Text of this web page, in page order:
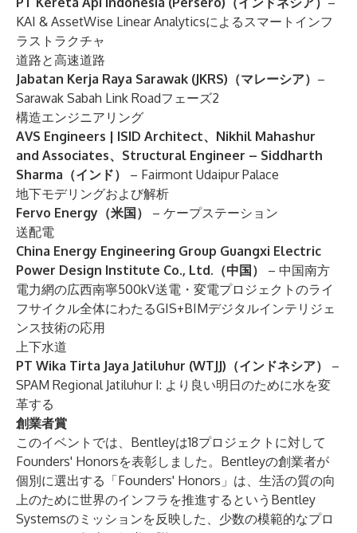
KAI & AssetWise Linear Analyticsによるスマートインフ
ラストラクチャ
道路と高速道路
Jabatan Kerja Raya Sarawak (JKRS)（マレーシア） –
Sarawak Sabah Link Roadフェーズ2
構造エンジニアリング
AVS Engineers | ISID Architect、Nikhil Mahashur
and Associates、Structural Engineer – Siddharth
Sharma（インド）
– Fairmont Udaipur Palace
地下モデリングおよび解析
Fervo Energy（米国）
– ケープステーション
送配電
China Energy Engineering Group Guangxi Electric
Power Design Institute Co., Ltd.（中国）
– 中国南方
電力網の広西南寧500kV送電・変電プロジェクトのライ
フサイクル全体にわたるGIS+BIMデジタルインテリジェ
ンス技術の応用
上下水道
PT Wika Tirta Jaya Jatiluhur (WTJJ)（インドネシア）
–
SPAM Regional Jatiluhur I: より良い明日のために水を変
革する
創業者賞
このイベントでは、Bentleyは18プロジェクトに対して
Founders' Honorsを表彰しました。Bentleyの創業者が
個別に選出する「Founders' Honors」は、生活の質の向
上のために世界のインフラを推進するというBentley
Systemsのミッションを反映した、少数の模範的なプロ